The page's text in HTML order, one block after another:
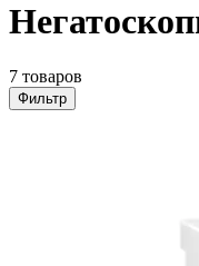
7 товаров
Фильтр